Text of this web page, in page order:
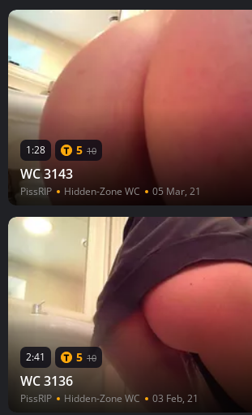
1:28 5 10
WC 3143
PissRIP Hidden-Zone WC 05 Mar, 21
2:41 5 10
WC 3136
PissRIP Hidden-Zone WC 03 Feb, 21